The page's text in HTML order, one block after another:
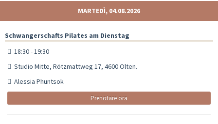
MARTEDÌ, 04.08.2026
Schwangerschafts Pilates am Dienstag
18:30 - 19:30
Studio Mitte, Rötzmattweg 17, 4600 Olten.
Alessia Phuntsok
Prenotare ora